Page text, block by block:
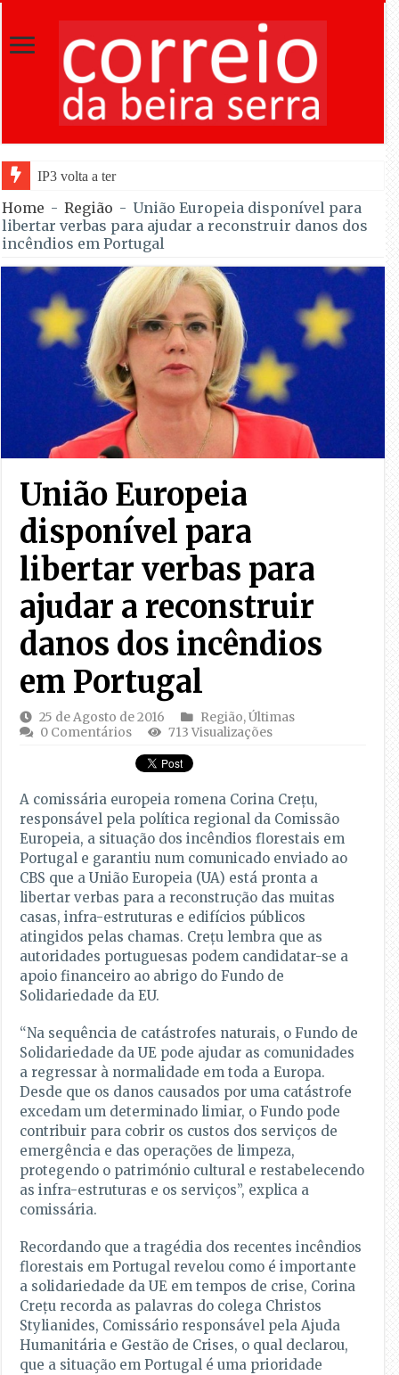
IP3 volta a ter cortes nocturnos entre Tondela e
Home - Região - União Europeia disponível para
libertar verbas para ajudar a reconstruir danos dos
incêndios em Portugal
União Europeia
disponível para
libertar verbas para
ajudar a reconstruir
danos dos incêndios
em Portugal
25 de Agosto de 2016 Região,Últimas
0 Comentários
713 Visualizações
A comissária europeia romena Corina Crețu,
responsável pela política regional da Comissão
Europeia, a situação dos incêndios florestais em
Portugal e garantiu num comunicado enviado ao
CBS que a União Europeia (UA) está pronta a
libertar verbas para a reconstrução das muitas
casas, infra-estruturas e edifícios públicos
atingidos pelas chamas. Crețu lembra que as
autoridades portuguesas podem candidatar-se a
apoio financeiro ao abrigo do Fundo de
Solidariedade da EU.
“Na sequência de catástrofes naturais, o Fundo de
Solidariedade da UE pode ajudar as comunidades
a regressar à normalidade em toda a Europa.
Desde que os danos causados por uma catástrofe
excedam um determinado limiar, o Fundo pode
contribuir para cobrir os custos dos serviços de
emergência e das operações de limpeza,
protegendo o património cultural e restabelecendo
as infra-estruturas e os serviços”, explica a
comissária.
Recordando que a tragédia dos recentes incêndios
florestais em Portugal revelou como é importante
a solidariedade da UE em tempos de crise, Corina
Crețu recorda as palavras do colega Christos
Stylianides, Comissário responsável pela Ajuda
Humanitária e Gestão de Crises, o qual declarou,
que a situação em Portugal é uma prioridade